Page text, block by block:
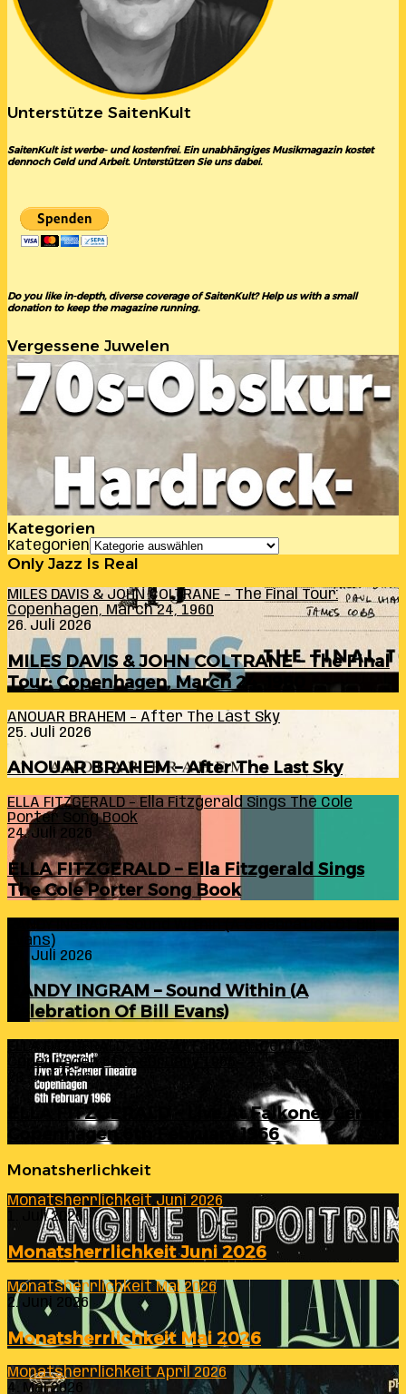
Unterstütze SaitenKult
SaitenKult ist werbe- und kostenfrei. Ein unabhängiges Musikmagazin kostet
dennoch Geld und Arbeit. Unterstützen Sie uns dabei.
Do you like in-depth, diverse coverage of SaitenKult? Help us with a small
donation to keep the magazine running.
Vergessene Juwelen
Kategorien
Kategorien
Only Jazz Is Real
MILES DAVIS & JOHN COLTRANE – The Final Tour:
Copenhagen, March 24, 1960
26. Juli 2026
MILES DAVIS & JOHN COLTRANE – The Final
Tour: Copenhagen, March 24, 1960
ANOUAR BRAHEM – After The Last Sky
25. Juli 2026
ANOUAR BRAHEM – After The Last Sky
ELLA FITZGERALD – Ella Fitzgerald Sings The Cole
Porter Song Book
24. Juli 2026
ELLA FITZGERALD – Ella Fitzgerald Sings
The Cole Porter Song Book
Evans)
24. Juli 2026
RANDY INGRAM – Sound Within (A
Celebration Of Bill Evans)
ELLA FITZGERALD – Live At Falkoner Centre
Copenhagen 6th February 1966
23. Juli 2026
ELLA FITZGERALD – Live At Falkoner Centre
Copenhagen 6th February 1966
Monatsherlichkeit
Monatsherrlichkeit Juni 2026
1. Juli 2026
Monatsherrlichkeit Juni 2026
Monatsherrlichkeit Mai 2026
2. Juni 2026
Monatsherrlichkeit Mai 2026
Monatsherrlichkeit April 2026
4. Mai 2026